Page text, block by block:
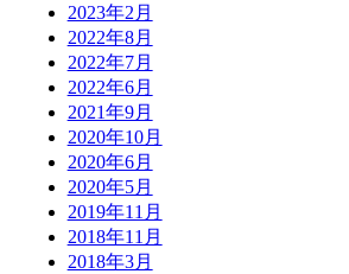
2023年2月
2022年8月
2022年7月
2022年6月
2021年9月
2020年10月
2020年6月
2020年5月
2019年11月
2018年11月
2018年3月